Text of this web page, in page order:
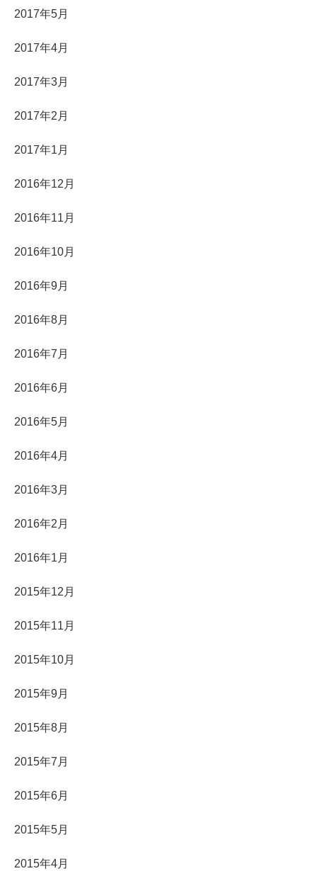
2017年5月
2017年4月
2017年3月
2017年2月
2017年1月
2016年12月
2016年11月
2016年10月
2016年9月
2016年8月
2016年7月
2016年6月
2016年5月
2016年4月
2016年3月
2016年2月
2016年1月
2015年12月
2015年11月
2015年10月
2015年9月
2015年8月
2015年7月
2015年6月
2015年5月
2015年4月